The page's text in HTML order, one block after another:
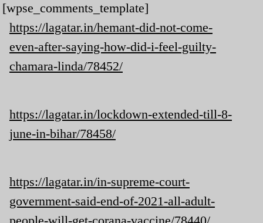
[wpse_comments_template]
https://lagatar.in/hemant-did-not-come-
even-after-saying-how-did-i-feel-guilty-
chamara-linda/78452/
https://lagatar.in/lockdown-extended-till-8-
june-in-bihar/78458/
https://lagatar.in/in-supreme-court-
government-said-end-of-2021-all-adult-